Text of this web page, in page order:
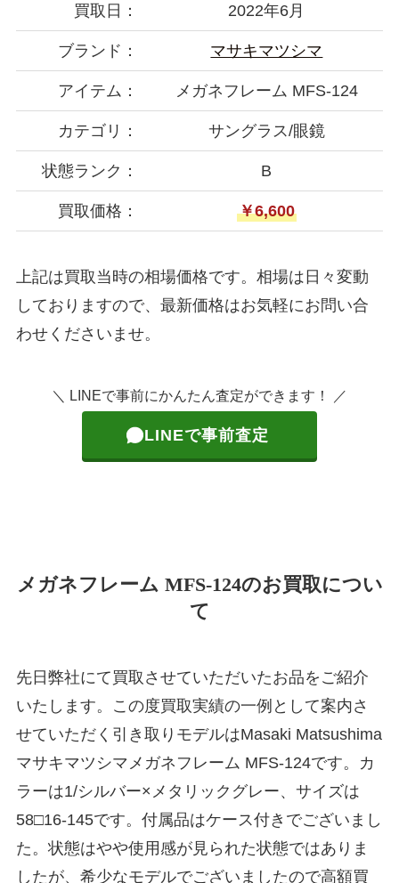
買取日： 2022年6月
ブランド： マサキマツシマ
アイテム： メガネフレーム MFS-124
カテゴリ： サングラス/眼鏡
状態ランク： B
買取価格： ￥6,600
上記は買取当時の相場価格です。相場は日々変動
しておりますので、最新価格はお気軽にお問い合
わせくださいませ。
＼ LINEで事前にかんたん査定ができます！ ／
LINEで事前査定
メガネフレーム MFS-124のお買取につい
て
先日弊社にて買取させていただいたお品をご紹介
いたします。この度買取実績の一例として案内さ
せていただく引き取りモデルはMasaki Matsushima
マサキマツシマメガネフレーム MFS-124です。カ
ラーは1/シルバー×メタリックグレー、サイズは
58□16-145です。付属品はケース付きでございまし
た。状態はやや使用感が見られた状態ではありま
したが、希少なモデルでございましたので高額買